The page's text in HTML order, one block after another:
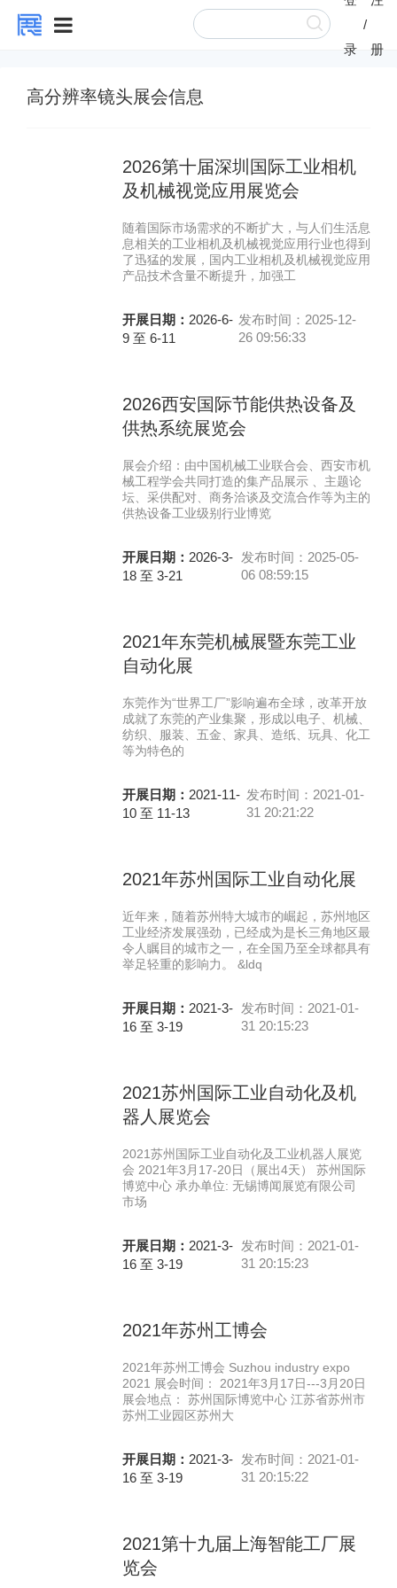
录
/
册
高分辨率镜头展会信息
2026第十届深圳国际工业相机
及机械视觉应用展览会
随着国际市场需求的不断扩大，与人们生活息
息相关的工业相机及机械视觉应用行业也得到
了迅猛的发展，国内工业相机及机械视觉应用
产品技术含量不断提升，加强工
开展日期： 2026-6-
9 至 6-11
发布时间：2025-12-
26 09:56:33
2026西安国际节能供热设备及
供热系统展览会
展会介绍：由中国机械工业联合会、西安市机
械工程学会共同打造的集产品展示 、主题论
坛、采供配对、商务洽谈及交流合作等为主的
供热设备工业级别行业博览
开展日期： 2026-3-
18 至 3-21
发布时间：2025-05-
06 08:59:15
2021年东莞机械展暨东莞工业
自动化展
东莞作为“世界工厂”影响遍布全球，改革开放
成就了东莞的产业集聚，形成以电子、机械、
纺织、服装、五金、家具、造纸、玩具、化工
等为特色的
开展日期： 2021-11-
10 至 11-13
发布时间：2021-01-
31 20:21:22
2021年苏州国际工业自动化展
近年来，随着苏州特大城市的崛起，苏州地区
工业经济发展强劲，已经成为是长三角地区最
令人瞩目的城市之一，在全国乃至全球都具有
举足轻重的影响力。 &ldq
开展日期： 2021-3-
16 至 3-19
发布时间：2021-01-
31 20:15:23
2021苏州国际工业自动化及机
器人展览会
2021苏州国际工业自动化及工业机器人展览
会 2021年3月17-20日（展出4天） 苏州国际
博览中心 承办单位: 无锡博闻展览有限公司
市场
开展日期： 2021-3-
16 至 3-19
发布时间：2021-01-
31 20:15:23
2021年苏州工博会
2021年苏州工博会 Suzhou industry expo
2021 展会时间： 2021年3月17日---3月20日
展会地点： 苏州国际博览中心 江苏省苏州市
苏州工业园区苏州大
开展日期： 2021-3-
16 至 3-19
发布时间：2021-01-
31 20:15:22
2021第十九届上海智能工厂展
览会